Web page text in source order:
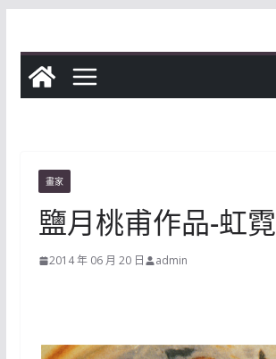
content
畫家
鹽月桃甫作品-虹霓
2014 年 06 月 20 日 admin